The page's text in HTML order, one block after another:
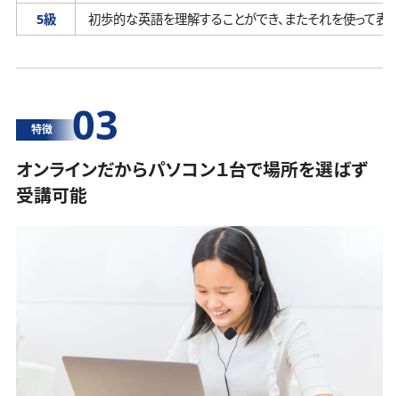
5級
初歩的な英語を理解することができ、 またそれを使って表
特徴 03
オンラインだからパソコン１台で場所を選ばず
受講可能